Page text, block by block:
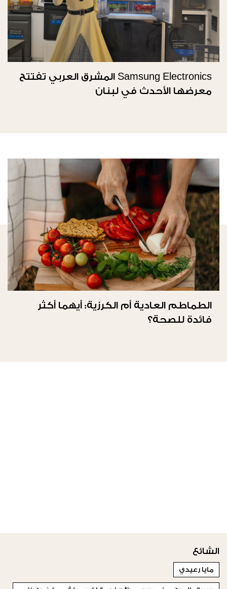
Samsung Electronics المشرق العربي تفتتح
معرضها الأحدث في لبنان
الطماطم العادية أم الكرزية: أيهما أكثر
فائدة للصحة؟
الشائع
مايا رعيدي